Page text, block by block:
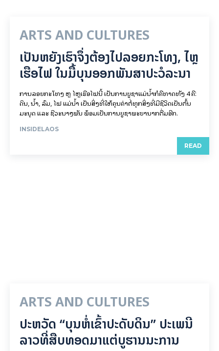
ARTS AND CULTURES
ເປັນ​ຫຍັງ​ເຮົາ​ຈຶ່ງ​ຕ້ອງ​ໄປລອຍ​ກະ​ໂທງ, ໄຫຼ​
ເຮືອ​ໄຟ ໃນ​ມື້​​ບຸນ​ອອກ​ພັນ​ສາ​ປະ​ວໍ​ລະ​ນາ
ການລອຍ​ກະ​ໂທງ ຫຼື ໄຫຼເຮືອໄຟນີ້ ເປັນການບູຊາແມ່ນໍ້າກໍຄືທາດທັງ 4 ຄື:
ດິນ, ນໍ້າ, ລົມ, ໄຟ ແມ່ນໍ້າ ເປັນສິ່ງທີ່ໃຫ້ຄຸນຄ່າຕໍ່ທຸກສິ່ງທີ່ມີຊີວິດເປັນຕົ້ນ
ມະນຸດ ແລະ ຊີວະນາໆພັນ ພ້ອມເປັນການບູຊາພະຍານາກຕື່ມອີກ.
INSIDELAOS
READ
ARTS AND CULTURES
ປະຫວັດ “ບຸນຫໍ່ເຂົ້າປະດັບດິນ” ປະເພນີ
ລາວທີ່ສືບທອດມາແຕ່ບູຮານນະການ